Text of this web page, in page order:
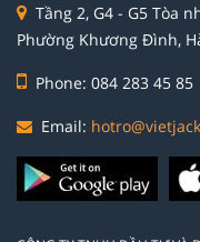
Tầng 2, G4 - G5 Tòa
Phường Khương Đình,
Phone: 084 283 45 85
Email: